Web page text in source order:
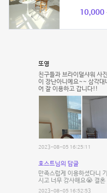
10,000
또영
친구들과 브라이덜샤워 사
이 장난아니예요~~ 삼각대
어 잘 이용하고 갑니다!!
2023-08-05 16:25:11
호스트님의 답글
만족스럽게 이용하셨다니
시고 너무 감사해요😭 결
2023-08-05 16:52:53